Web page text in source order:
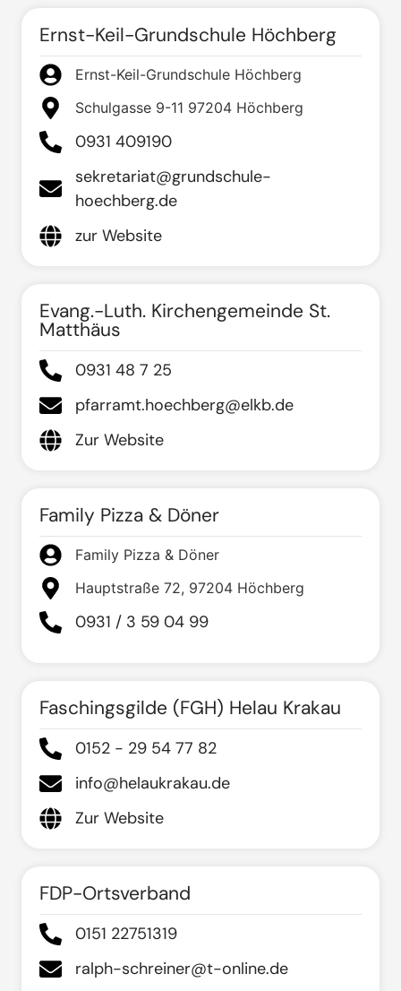
Ernst-Keil-Grundschule Höchberg
Ernst-Keil-Grundschule Höchberg
Schulgasse 9-11 97204 Höchberg
0931 409190
sekretariat@grundschule-
hoechberg.de
zur Website
Evang.-Luth. Kirchengemeinde St.
Matthäus
0931 48 7 25
pfarramt.hoechberg@elkb.de
Zur Website
Family Pizza & Döner
Family Pizza & Döner
Hauptstraße 72, 97204 Höchberg
0931 / 3 59 04 99
Faschingsgilde (FGH) Helau Krakau
0152 - 29 54 77 82
info@helaukrakau.de
Zur Website
FDP-Ortsverband
0151 22751319
ralph-schreiner@t-online.de